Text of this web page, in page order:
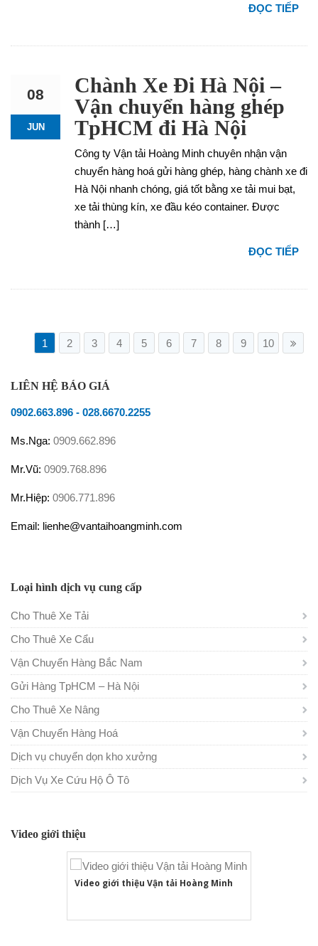
ĐỌC TIẾP
08
JUN
Chành Xe Đi Hà Nội –
Vận chuyển hàng ghép
TpHCM đi Hà Nội
Công ty Vận tải Hoàng Minh chuyên nhận vận
chuyển hàng hoá gửi hàng ghép, hàng chành xe đi
Hà Nội nhanh chóng, giá tốt bằng xe tải mui bạt,
xe tải thùng kín, xe đầu kéo container. Được
thành […]
ĐỌC TIẾP
1 2 3 4 5 6 7 8 9 10
LIÊN HỆ BÁO GIÁ
0902.663.896 - 028.6670.2255
Ms.Nga: 0909.662.896
Mr.Vũ: 0909.768.896
Mr.Hiệp: 0906.771.896
Email: lienhe@vantaihoangminh.com
Loại hình dịch vụ cung cấp
Cho Thuê Xe Tải
Cho Thuê Xe Cẩu
Vận Chuyển Hàng Bắc Nam
Gửi Hàng TpHCM – Hà Nội
Cho Thuê Xe Nâng
Vận Chuyển Hàng Hoá
Dịch vụ chuyển dọn kho xưởng
Dịch Vụ Xe Cứu Hộ Ô Tô
Video giới thiệu
Video giới thiệu Vận tải Hoàng Minh